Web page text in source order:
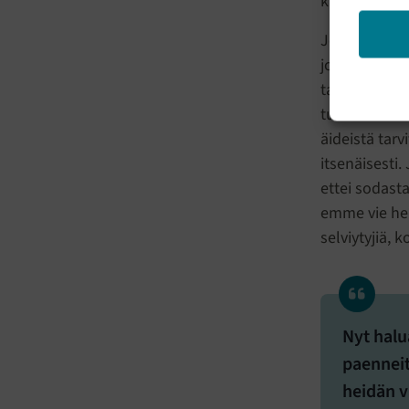
Jokaisen
joutunut
tarkoita
tuoda
äideistä
itsenäisesti.
ettei
emme vie
selviytyjiä,
Nyt
heidän